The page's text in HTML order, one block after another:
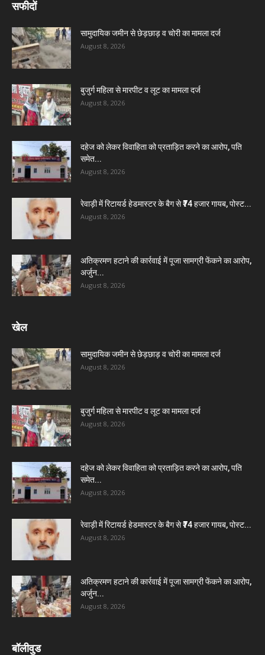
सफीदों
सामुदायिक जमीन से छेड़छाड़ व चोरी का मामला दर्ज
August 8, 2026
बुजुर्ग महिला से मारपीट व लूट का मामला दर्ज
August 8, 2026
दहेज को लेकर विवाहिता को प्रताड़ित करने का आरोप, पति
समेत...
August 8, 2026
रेवाड़ी में रिटायर्ड हेडमास्टर के बैग से ₹74 हजार गायब, पोस्ट...
August 8, 2026
अतिक्रमण हटाने की कार्रवाई में पूजा सामग्री फेंकने का आरोप,
अर्जुन...
August 8, 2026
खेल
सामुदायिक जमीन से छेड़छाड़ व चोरी का मामला दर्ज
August 8, 2026
बुजुर्ग महिला से मारपीट व लूट का मामला दर्ज
August 8, 2026
दहेज को लेकर विवाहिता को प्रताड़ित करने का आरोप, पति
समेत...
August 8, 2026
रेवाड़ी में रिटायर्ड हेडमास्टर के बैग से ₹74 हजार गायब, पोस्ट...
August 8, 2026
अतिक्रमण हटाने की कार्रवाई में पूजा सामग्री फेंकने का आरोप,
अर्जुन...
August 8, 2026
बॉलीवुड